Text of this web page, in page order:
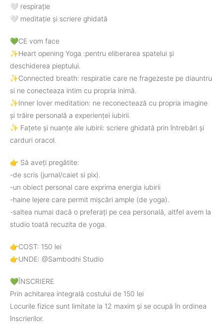
🤍 respirație
🤍 meditație și scriere ghidată
💚CE vom face
✨Heart opening Yoga :pentru eliberarea spatelui și
deschiderea pieptului.
✨Connected breath: respiratie care ne fragezeste pe diauntru
si ne conecteaza intim cu propria inimă.
✨Inner lover meditation: ne reconectează cu propria imagine
și trăire personală a experienței iubirii.
✨ Fațete și nuanțe ale iubirii: scriere ghidată prin întrebări și
carduri oracol.
👉 Să aveți pregătite:
-de scris (jurnal/caiet si pix).
-un obiect personal care exprima energia iubirii
-haine lejere care permit mișcări ample (de yoga).
-saltea numai dacă o preferați pe cea personală, altfel avem la
studio toată recuzita de yoga.
👉COST: 150 lei
👉UNDE: @Sambodhi Studio
💚ÎNSCRIERE
Prin achitarea integrală costului de 150 lei
Locurile fizice sunt limitate la 12 maxim și se ocupă în ordinea
înscrierilor.